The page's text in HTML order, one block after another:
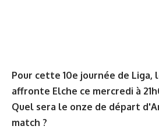
Pour cette 10e journée de Liga,
affronte Elche ce mercredi à
Quel sera le onze de départ
match ?